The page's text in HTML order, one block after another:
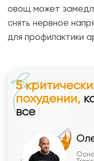
овощ может
снять нервное
для профилактики
5
похудении,
все